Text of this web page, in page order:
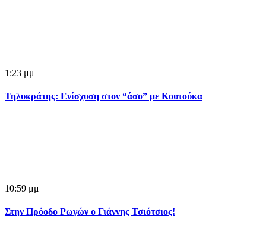
1:23 μμ
Τηλυκράτης: Ενίσχυση στον “άσο” με Κουτούκα
10:59 μμ
Στην Πρόοδο Ρωγών ο Γιάννης Τσιότσιος!